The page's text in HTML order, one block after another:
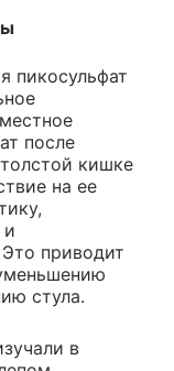
пикосульфат
после
кишке
на ее
и
приводит
стула.
в